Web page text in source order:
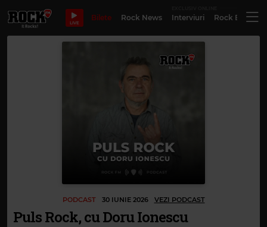
LIVE
Bilete Rock News Interviuri Rock
PODCAST 30 IUNIE 2026 VEZI PODCAST
Puls Rock, cu Doru Ionescu